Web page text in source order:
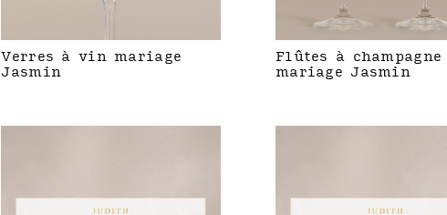
Verres à vin mariage
Jasmin
Flûtes à champagne
mariage Jasmin